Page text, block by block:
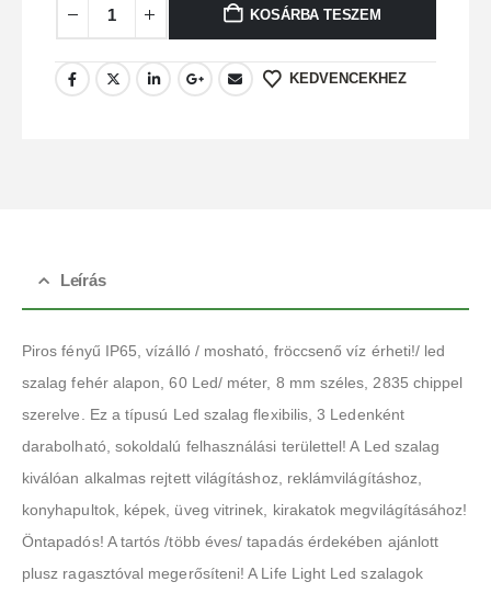
KOSÁRBA TESZEM
KEDVENCEKHEZ
Leírás
Piros fényű IP65, vízálló / mosható, fröccsenő víz érheti!/ led
szalag fehér alapon, 60 Led/ méter, 8 mm széles, 2835 chippel
szerelve. Ez a típusú Led szalag flexibilis, 3 Ledenként
darabolható, sokoldalú felhasználási területtel! A Led szalag
kiválóan alkalmas rejtett világításhoz, reklámvilágításhoz,
konyhapultok, képek, üveg vitrinek, kirakatok megvilágításához!
Öntapadós! A tartós /több éves/ tapadás érdekében ajánlott
plusz ragasztóval megerősíteni! A Life Light Led szalagok